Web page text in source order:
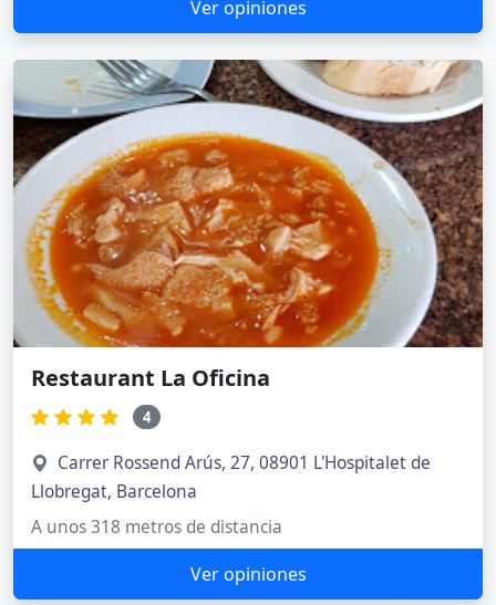
Ver opiniones
Restaurant La Oficina
4
Carrer Rossend Arús, 27, 08901 L'Hospitalet de
Llobregat, Barcelona
A unos 318 metros de distancia
Ver opiniones